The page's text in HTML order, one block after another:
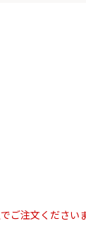
ご注文ください